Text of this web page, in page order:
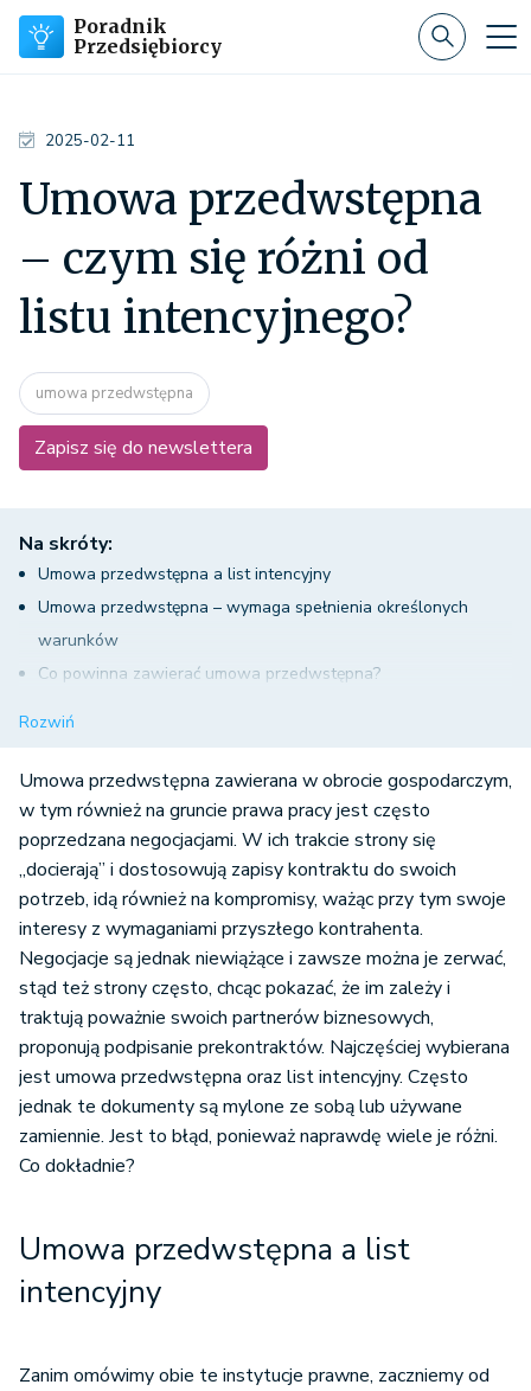
Poradnik
Przedsiębiorcy
2025-02-11
Umowa przedwstępna
– czym się różni od
listu intencyjnego?
umowa przedwstępna
Zapisz się do newslettera
Na skróty:
Umowa przedwstępna a list intencyjny
Umowa przedwstępna – wymaga spełnienia określonych
warunków
Co powinna zawierać umowa przedwstępna?
Co, gdy strona uchyla się od zawarcia umowy właściwej?
Przykład klauzuli odszkodowawczej
List intencyjny – nieobowiązujące oświadczenie
Co, gdy umowa przyrzeczona nie zostanie zawarta?
Rozwiń
Umowa przedwstępna zawierana wobrocie gospodarczym,
w tym również na gruncie prawa pracy jest często
poprzedzana negocjacjami. W ich trakcie strony się
„docierają” i dostosowują zapisy kontraktu do swoich
potrzeb, idą również na kompromisy, ważąc przy tym swoje
interesy z wymaganiami przyszłego kontrahenta.
Negocjacje są jednak niewiążące i zawsze można je zerwać,
stąd też strony często, chcąc pokazać, że im zależy i
traktują poważnie swoich partnerów biznesowych,
proponują podpisanie prekontraktów. Najczęściej wybierana
jest umowa przedwstępna oraz list intencyjny. Często
jednak te dokumenty są mylone ze sobą lub używane
zamiennie. Jest to błąd, ponieważ naprawdę wiele je różni.
Co dokładnie?
Umowa przedwstępna a list
intencyjny
Zanim omówimy obie te instytucje prawne, zaczniemy od